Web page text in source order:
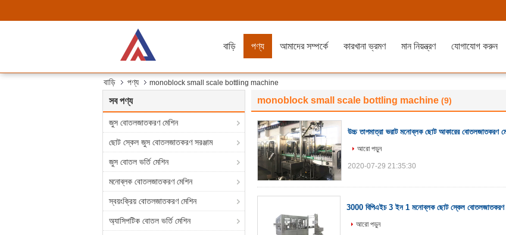
বাড়ি পণ্য আমাদের সম্পর্কে কারখানা ভ্রমণ মান নিয়ন্ত্রণ যোগাযোগ করুন
বাড়ি পণ্য monoblock small scale bottling machine
সব পণ্য
জুস বোতলজাতকরণ মেশিন
ছোট স্কেল জুস বোতলজাতকরণ সরঞ্জাম
জুস বোতল ভর্তি মেশিন
মনোব্লক বোতলজাতকরণ মেশিন
স্বয়ংক্রিয় বোতলজাতকরণ মেশিন
অ্যাসিপটিক বোতল ভর্তি মেশিন
monoblock small scale bottling machine (9)
উচ্চ তাপমাত্রা ভরাট মনোব্লক ছোট আকারের বোতলজাতকরণ
আরো পড়ুন
2020-07-29 21:35:30
3000 বিপিএইচ 3 ইন 1 মনোব্লক ছোট স্কেল বোতলজাতকরণ
আরো পড়ুন